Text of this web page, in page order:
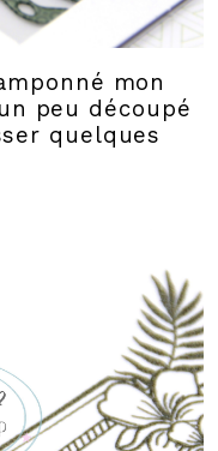
mon
peu découpé
quelques